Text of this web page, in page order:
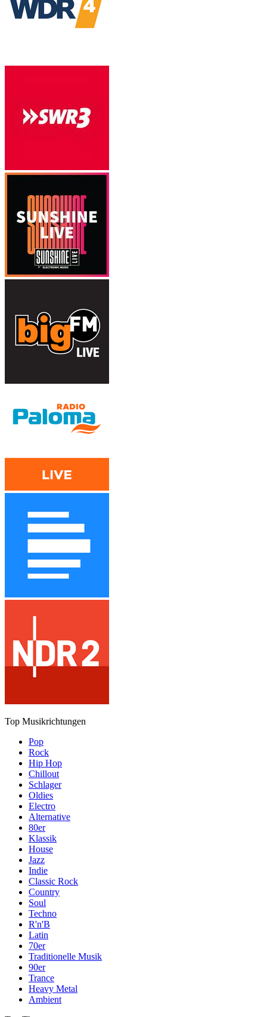
Top Musikrichtungen
Pop
Rock
Hip Hop
Chillout
Schlager
Oldies
Electro
Alternative
80er
Klassik
House
Jazz
Indie
Classic Rock
Country
Soul
Techno
R'n'B
Latin
70er
Traditionelle Musik
90er
Trance
Heavy Metal
Ambient